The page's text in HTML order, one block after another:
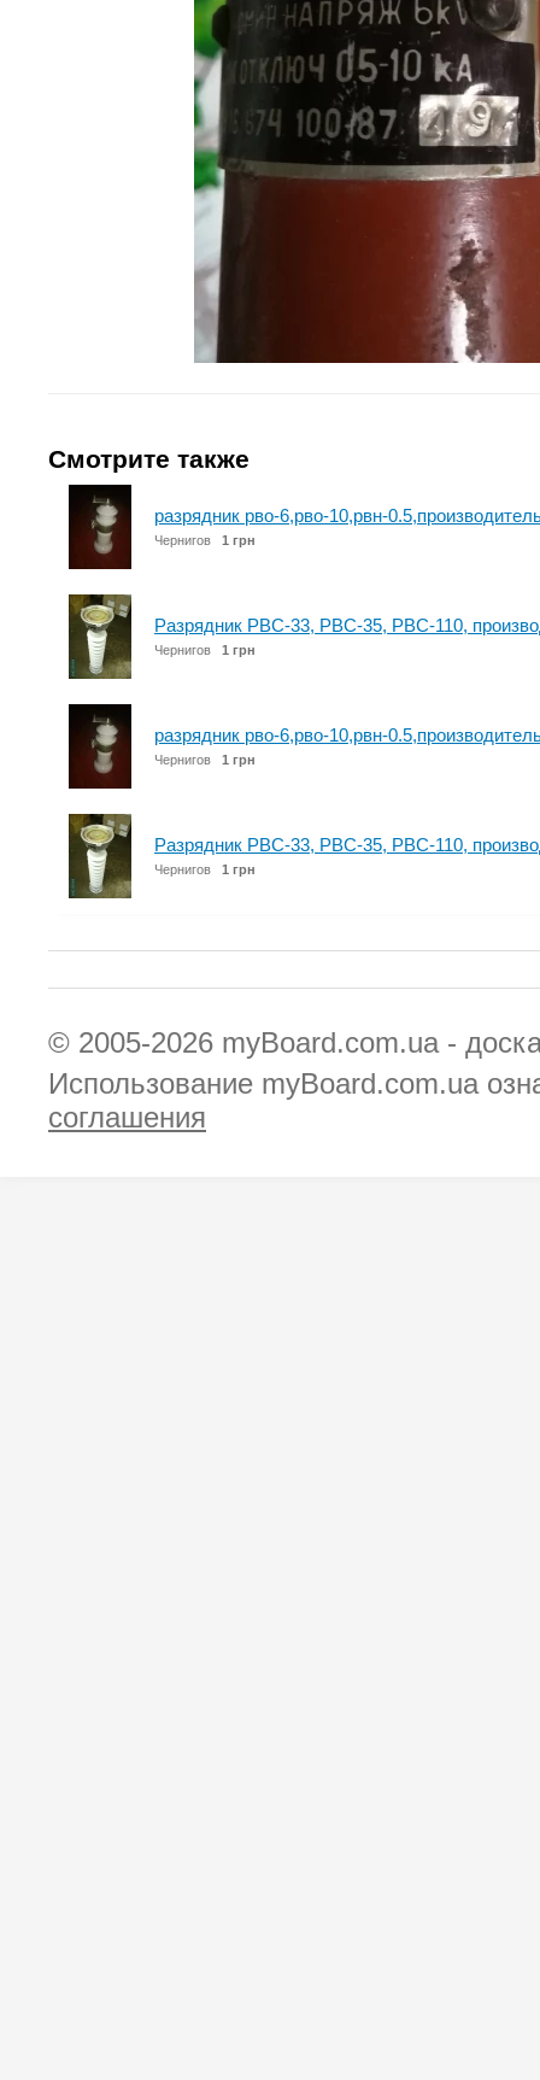
Смотрите также
разрядник рво-6,рво-10,рвн-
Чернигов 1 грн
Разрядник РВС-33, РВС-35, РВС-110,
Чернигов 1 грн
разрядник рво-6,рво-10,рвн-
Чернигов 1 грн
Разрядник РВС-33, РВС-35, РВС-110,
Чернигов 1 грн
© 2005-2026 myBoard.com.ua -
Использование myBoard.com.ua
соглашения